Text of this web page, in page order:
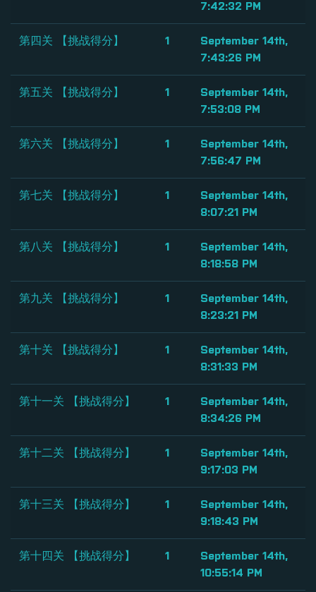
7:42:32 PM
第四关 【挑战得分】 1
September 14th,
7:43:26 PM
第五关 【挑战得分】 1
September 14th,
7:53:08 PM
第六关 【挑战得分】 1
September 14th,
7:56:47 PM
第七关 【挑战得分】 1
September 14th,
8:07:21 PM
第八关 【挑战得分】 1
September 14th,
8:18:58 PM
第九关 【挑战得分】 1
September 14th,
8:23:21 PM
第十关 【挑战得分】 1
September 14th,
8:31:33 PM
第十一关 【挑战得分】 1
September 14th,
8:34:26 PM
第十二关 【挑战得分】 1
September 14th,
9:17:03 PM
第十三关 【挑战得分】 1
September 14th,
9:18:43 PM
第十四关 【挑战得分】 1
September 14th,
10:55:14 PM